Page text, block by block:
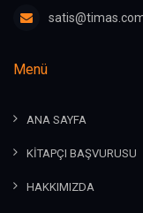
Menü
ANA SAYFA
KİTAPÇI BAŞVURUSU
HAKKIMIZDA